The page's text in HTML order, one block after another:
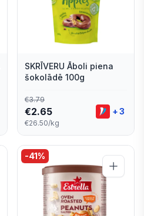
SKRĪVERU Āboli piena
šokolādē 100g
€3.79
€2.65
€26.50/kg
+3
-41%